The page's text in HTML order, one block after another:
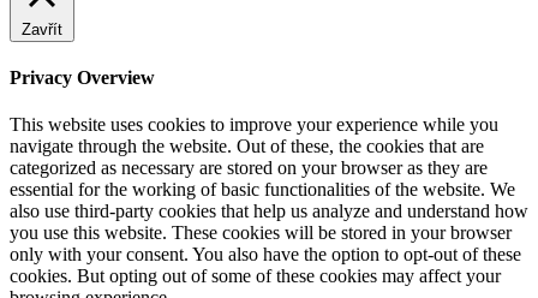
Zavřít
Privacy Overview
This website uses cookies to improve your experience while you
navigate through the website. Out of these, the cookies that are
categorized as necessary are stored on your browser as they are
essential for the working of basic functionalities of the website. We
also use third-party cookies that help us analyze and understand how
you use this website. These cookies will be stored in your browser
only with your consent. You also have the option to opt-out of these
cookies. But opting out of some of these cookies may affect your